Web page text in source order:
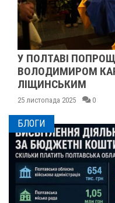
У ПОЛТАВІ
ВОЛОДИМИРОМ
ЛІЩИНСЬКИМ
25 листопада 2025 0
БЛОГИ